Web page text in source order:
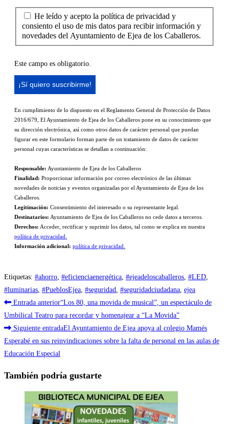
He leído y acepto la política de privacidad y
consiento el uso de mis datos para recibir información y
novedades del Ayuntamiento de Ejea de los Caballeros.
Este campo es obligatorio.
En cumplimiento de lo dispuesto en el Reglamento General de Protección de Datos
2016/679, El Ayuntamiento de Ejea de los Caballeros pone en su conocimiento que
su dirección electrónica, así como otros datos de carácter personal que puedan
figurar en este formulario forman parte de un tratamiento de datos de carácter
personal cuyas características se detallan a continuación:
Responsable: Ayuntamiento de Ejea de los Caballeros
Finalidad: Proporcionar información por correo electrónico de las últimas
novedades de noticias y eventos organizadas por el Ayuntamiento de Ejea de los
Caballeros.
Legitimación: Consentimiento del interesado o su representante legal.
Destinatarios: Ayuntamiento de Ejea de los Caballeros no cede datos a terceros.
Derechos: Acceder, rectificar y suprimir los datos, tal como se explica en nuestra
política de privacidad.
Información adicional: política de privacidad.
Etiquetas: #ahorro #eficienciaenergética #ejeadeloscaballeros #LED
#luminarias #PueblosEjea #seguridad #seguridadciudadana ejea
Leer
más
artículos
Entrada anterior“Los 80, una movida de musical”, un espectáculo de
Umbilical Teatro para recordar y homenajear a “La Movida”
Siguiente entradaEl Ayuntamiento de Ejea apoya al colegio Mamés
Esperabé en sus reinvindicaciones sobre la falta de personal en las aulas de
Educación Especial
También podría gustarte